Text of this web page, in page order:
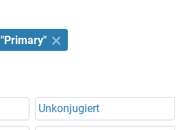
"Primary"
Unkonjugiert